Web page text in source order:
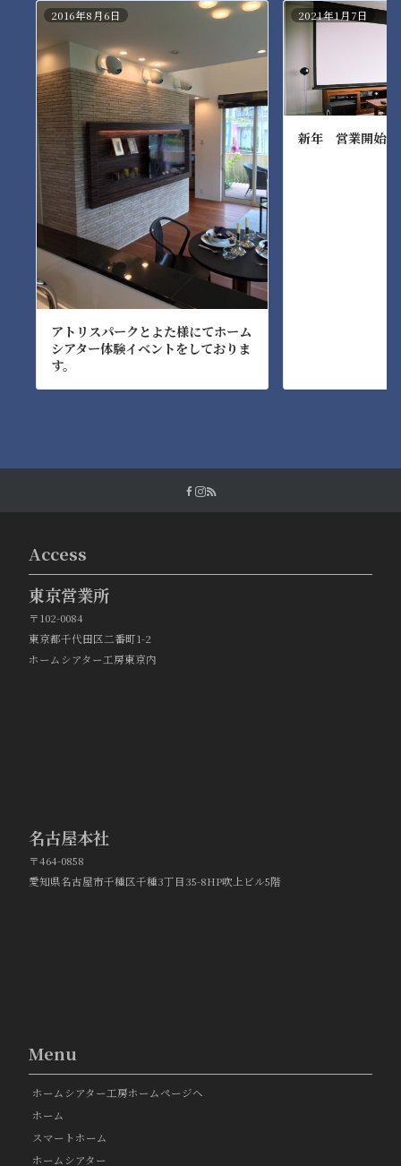
2016年8月6日
アトリスパークとよた様にてホーム
シアター体験イベントをしておりま
す。
2021年1月7日
新年 営業開始の
Access
東京営業所
〒102-0084
東京都千代田区二番町1-2
ホームシアター工房東京内
名古屋本社
〒464-0858
愛知県名古屋市千種区千種3丁目35-8HP吹上ビル5階
Menu
ホームシアター工房ホームページへ
ホーム
スマートホーム
ホームシアター